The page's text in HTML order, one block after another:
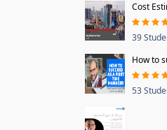
Cost
39
How to
53